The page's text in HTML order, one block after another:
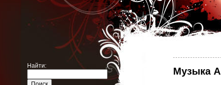
Музыка
Найти: